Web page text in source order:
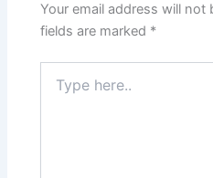
Your email address will not
fields are marked *
here..